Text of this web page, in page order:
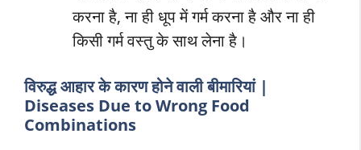
करना है, ना ही धूप में गर्म करना है और ना ही
किसी गर्म वस्तु के साथ लेना है।
विरुद्ध आहार के कारण होने वाली बीमारियां |
Diseases Due to Wrong Food
Combinations